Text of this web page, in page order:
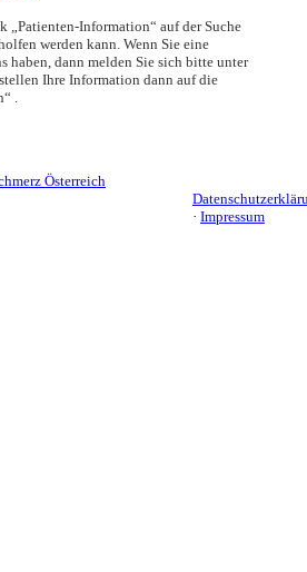
„Patienten-Information“ auf der Suche
werden kann. Wenn Sie eine
haben, dann melden Sie sich bitte unter
Ihre Information dann auf die
.
Österreich
· Impressum